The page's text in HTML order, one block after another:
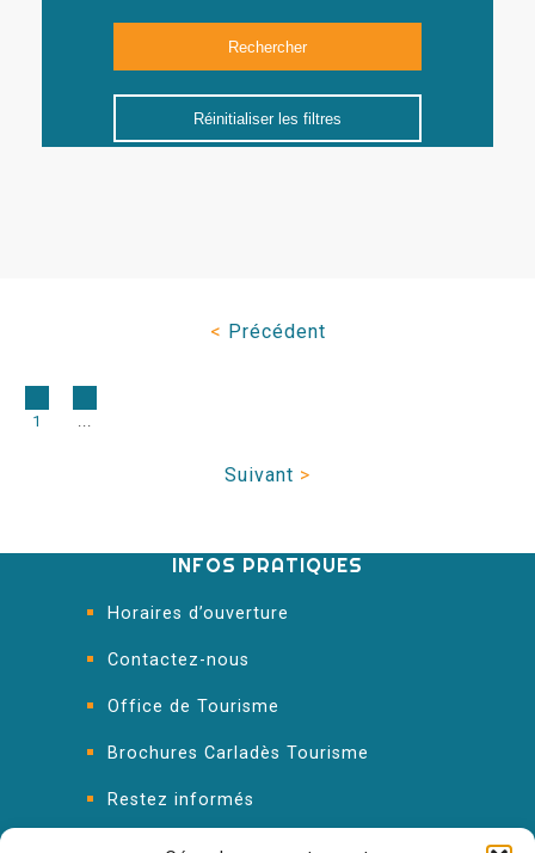
Réinitialiser les filtres
< Précédent
1 ...
Suivant >
INFOS PRATIQUES
Horaires d’ouverture
Contactez-nous
Office de Tourisme
Brochures Carladès Tourisme
Restez informés
FAQ : les réponses à vos questions